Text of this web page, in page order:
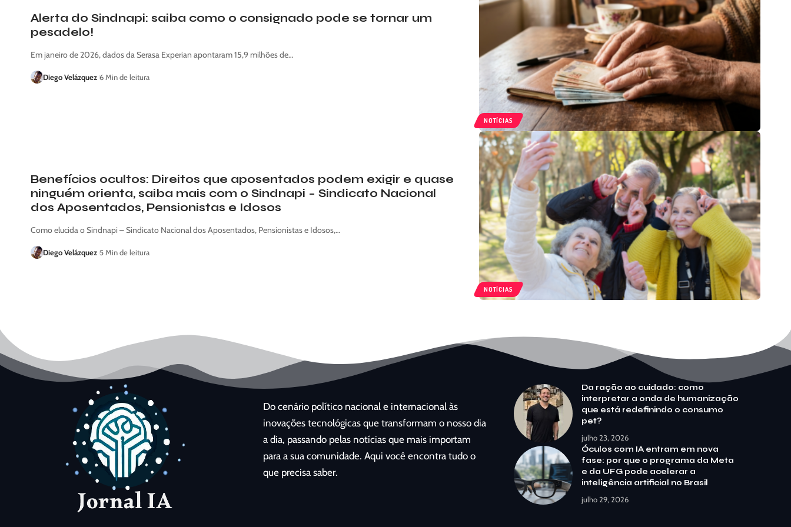
NOTÍCIAS
Alerta do Sindnapi: saiba como o consignado pode se tornar um
pesadelo!
Em janeiro de 2026, dados da Serasa Experian apontaram 15,9 milhões de…
Diego Velázquez 6 Min de leitura
NOTÍCIAS
Benefícios ocultos: Direitos que aposentados podem exigir e quase
ninguém orienta, saiba mais com o Sindnapi – Sindicato Nacional
dos Aposentados, Pensionistas e Idosos
Como elucida o Sindnapi – Sindicato Nacional dos Aposentados, Pensionistas e Idosos,…
Diego Velázquez 5 Min de leitura
Do cenário político nacional e internacional às
inovações tecnológicas que transformam o nosso dia
a dia, passando pelas notícias que mais importam
para a sua comunidade. Aqui você encontra tudo o
que precisa saber.
Da ração ao cuidado: como
interpretar a onda de humanização
que está redefinindo o consumo
pet?
julho 23, 2026
Óculos com IA entram em nova
fase: por que o programa da Meta
e da UFG pode acelerar a
inteligência artificial no Brasil
julho 29, 2026